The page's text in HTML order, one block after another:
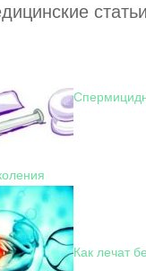
статьи
Как лечат